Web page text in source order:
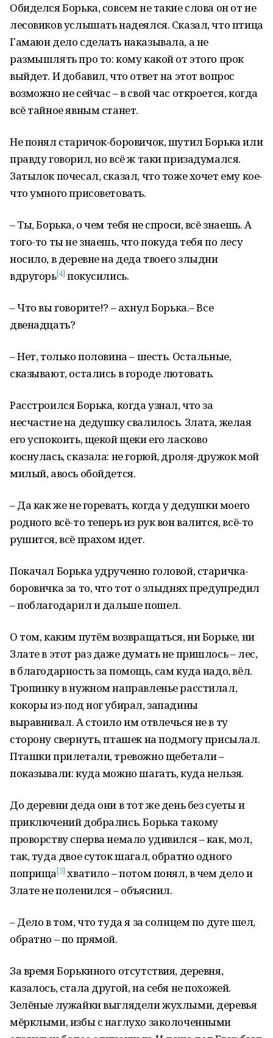
Обиделся Борька, совсем не такие слова он от не
лесовиков услышать надеялся. Сказал, что птица
Гамаюн дело сделать наказывала, а не
размышлять про то: кому какой от этого прок
выйдет. И добавил, что ответ на этот вопрос
возможно не сейчас – в свой час откроется, когда
всё тайное явным станет.
Не понял старичок-боровичок, шутил Борька или
правду говорил, но всё ж таки призадумался.
Затылок почесал, сказал, что тоже хочет ему кое-
что умного присоветовать.
– Ты, Борька, о чем тебя не спроси, всё знаешь. А
того-то ты не знаешь, что покуда тебя по лесу
носило, в деревне на деда твоего злыдни
вдругорь[4] покусились.
– Что вы говорите!? – ахнул Борька.– Все
двенадцать?
– Нет, только половина – шесть. Остальные,
сказывают, остались в городе лютовать.
Расстроился Борька, когда узнал, что за
несчастие на дедушку свалилось. Злата, желая
его успокоить, щекой щеки его ласково
коснулась, сказала: не горюй, дроля-дружок мой
милый, авось обойдется.
– Да как же не горевать, когда у дедушки моего
родного всё-то теперь из рук вон валится, всё-то
рушится, всё прахом идет.
Покачал Борька удрученно головой, старичка-
боровичка за то, что тот о злыднях предупредил
– поблагодарил и дальше пошел.
О том, каким путём возвращаться, ни Борьке, ни
Злате в этот раз даже думать не пришлось – лес,
в благодарность за помощь, сам куда надо, вёл.
Тропинку в нужном направленье расстилал,
кокоры из-под ног убирал, западины
выравнивал. А стоило им отвлечься не в ту
сторону свернуть, пташек на подмогу присылал.
Пташки прилетали, тревожно щебетали –
показывали: куда можно шагать, куда нельзя.
До деревни деда они в тот же день без суеты и
приключений добрались. Борька такому
проворству сперва немало удивился – как, мол,
так, туда двое суток шагал, обратно одного
поприща[5] хватило – потом понял, в чем дело и
Злате не поленился – объяснил.
– Дело в том, что туда я за солнцем по дуге шел,
обратно – по прямой.
За время Борькиного отсутствия, деревня,
казалось, стала другой, на себя не похожей.
Зелёные лужайки выглядели жухлыми, деревья
мёрклыми, избы с наглухо заколоченными